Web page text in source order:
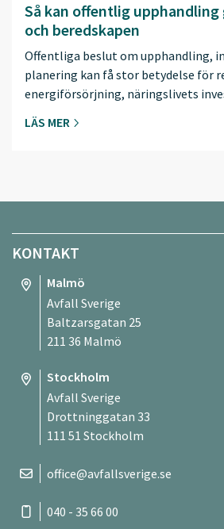
Så kan offentlig
och beredskapen
Offentliga beslut om upphandling,
planering kan få stor betydelse för
energiförsörjning, näringslivets
LÄS MER
KONTAKT
Malmö
Avfall Sverige
Baltzarsgatan 25
211 36 Malmö
Stockholm
Avfall Sverige
Drottninggatan 33
111 51 Stockholm
office@avfallsverige.se
040 - 35 66 00